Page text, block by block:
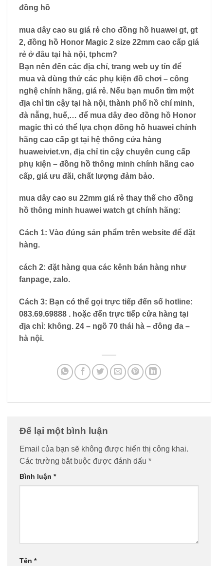
đồng hồ
mua dây cao su giá rẻ cho đồng hồ huawei gt, gt
2, đồng hồ Honor Magic 2 size 22mm cao cấp giá
rẻ ở đâu tại hà nội, tphcm?
Bạn nên đến các địa chỉ, trang web uy tín để
mua và dùng thử các phụ kiện đồ chơi – công
nghệ chính hãng, giá rẻ. Nếu bạn muốn tìm một
địa chỉ tin cậy tại hà nội, thành phố hồ chí minh,
đà nẵng, huế,… để mua dây đeo đồng hồ Honor
magic thì có thể lựa chọn đồng hồ huawei chính
hãng cao cấp gt tại hệ thống cửa hàng
huaweiviet.vn, địa chỉ tin cậy chuyên cung cấp
phụ kiện – đồng hồ thông minh chính hãng cao
cấp, giá ưu đãi, chất lượng đảm bảo.
mua dây cao su 22mm giá rẻ thay thế cho đồng
hồ thông minh huawei watch gt chính hãng:
Cách 1: Vào đúng sản phẩm trên website để đặt
hàng.
cách 2: đặt hàng qua các kênh bán hàng như
fanpage, zalo.
Cách 3: Bạn có thể gọi trực tiếp đến số hotline:
083.69.69888 . hoặc đến trực tiếp cửa hàng tại
địa chỉ: không. 24 – ngõ 70 thái hà – đông đa –
hà nội.
Để lại một bình luận
Email của bạn sẽ không được hiển thị công khai.
Các trường bắt buộc được đánh dấu *
Bình luận *
Tên *